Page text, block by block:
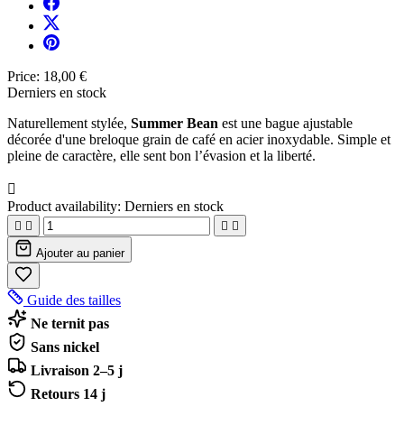
Price: 18,00 €
Derniers en stock
Naturellement stylée, Summer Bean est une bague ajustable
décorée d'une breloque grain de café en acier inoxydable. Simple et
pleine de caractère, elle sent bon l’évasion et la liberté.

Product availability: Derniers en stock
   
Ajouter au panier
Guide des tailles
Ne ternit pas
Sans nickel
Livraison 2–5 j
Retours 14 j